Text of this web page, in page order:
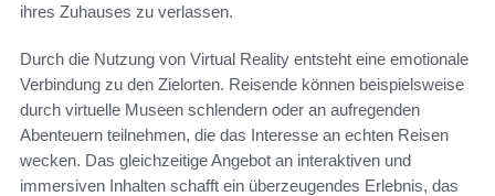
ihres Zuhauses zu verlassen.
Durch die Nutzung von Virtual Reality entsteht eine emotionale
Verbindung zu den Zielorten. Reisende können beispielsweise
durch virtuelle Museen schlendern oder an aufregenden
Abenteuern teilnehmen, die das Interesse an echten Reisen
wecken. Das gleichzeitige Angebot an interaktiven und
immersiven Inhalten schafft ein überzeugendes Erlebnis, das